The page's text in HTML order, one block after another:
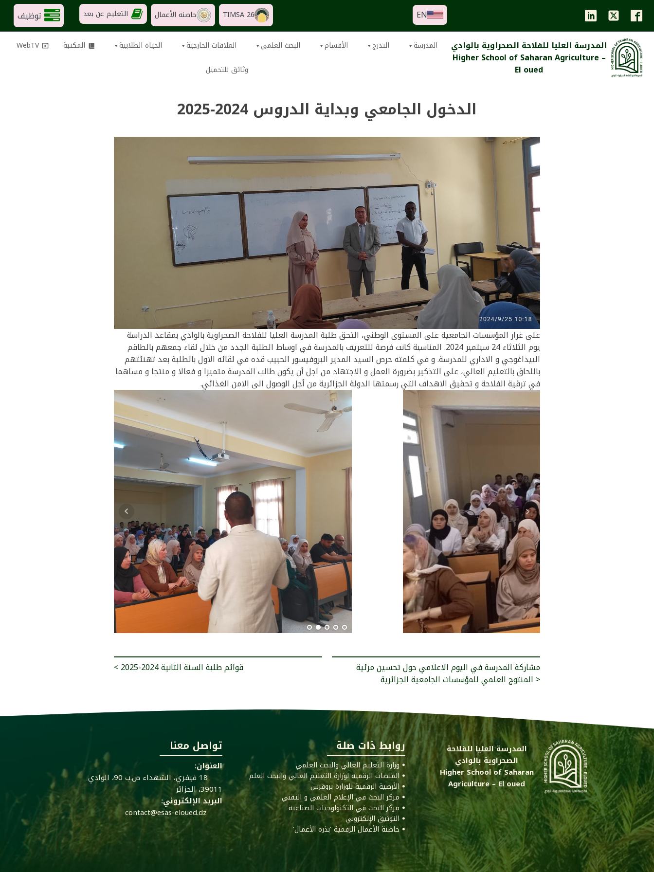
EN
TIMSA 26 حاضنة الأعمال التعليم عن بعد
توظيف
المدرسة العليا للفلاحة الصحراوية بالوادي
Higher School of Saharan Agriculture –
El oued
المدرسة التدرج الأقسام البحث العلمي العلاقات الخارجية الحياة الطلابية المكتبة
WebTV
وثائق للتحميل
الدخول الجامعي وبداية الدروس 2024-2025
على غرار المؤسسات الجامعية على المستوى الوطني، التحق طلبة المدرسة العليا للفلاحة الصحراوية بالوادي بمقاعد الدراسة
يوم الثلاثاء 24 سبتمبر 2024. المناسبة كانت فرصة للتعريف بالمدرسة في اوساط الطلبة الجدد من خلال لقاء جمعهم بالطاقم
البيداغوجي و الاداري للمدرسة. و في كلمته حرص السيد المدير البروفيسور الحبيب قده في لقائه الاول بالطلبة بعد تهنئتهم
باللحاق بالتعليم العالي، على التذكير بضرورة العمل و الاجتهاد من اجل أن يكون طالب المدرسة متميزا و فعالا و منتجا و مساهما
في ترقية الفلاحة و تحقيق الاهداف التي رسمتها الدولة الجزائرية من أجل الوصول الى الامن الغذائي.
< قوائم طلبة السنة الثانية 2024-2025
مشاركة المدرسة في اليوم الاعلامي حول تحسين مرئية
المنتوج العلمي للمؤسسات الجامعية الجزائرية >
المدرسة العليا للفلاحة
الصحراوية بالوادي
Higher School of Saharan
Agriculture – El oued
روابط ذات صلة
ꔷ وزارة التعليم العالي والبحث العلمي
ꔷ المنصات الرقمية لوزارة التعليم العالي والبحث العلم
ꔷ الأرضية الرقمية للوزارة بروقرس
ꔷ مركز البحث في الإعلام العلمي و التقني
ꔷ مركز البحث في التكنولوجيات الصناعية
ꔷ التوثيق الإلكتروني
ꔷ حاضنة الأعمال الرقمية 'بذرة الأعمال'
تواصل معنا
العنوان:
18 فيفري، الشهداء ص.ب 90، الوادي
39011، الجزائر
البريد الإلكتروني:
contact@esas-eloued.dz